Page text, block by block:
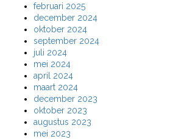
februari 2025
december 2024
oktober 2024
september 2024
juli 2024
mei 2024
april 2024
maart 2024
december 2023
oktober 2023
augustus 2023
mei 2023